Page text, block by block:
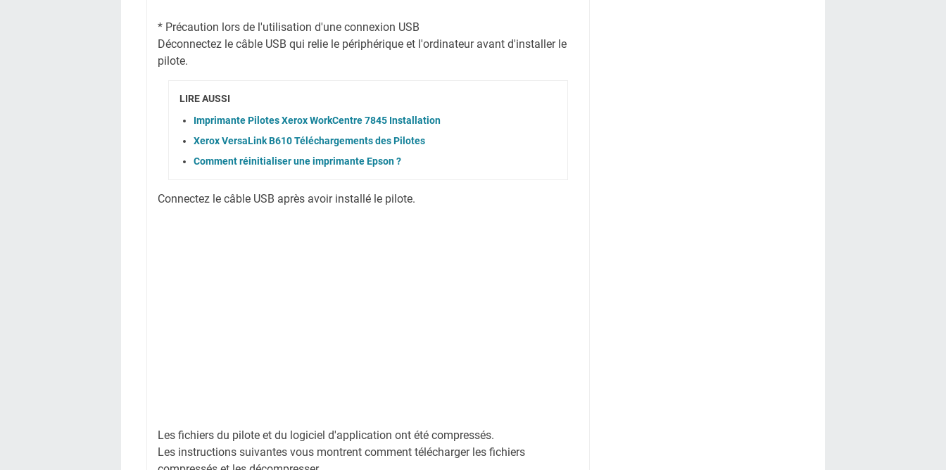
* Précaution lors de l'utilisation d'une connexion USB
Déconnectez le câble USB qui relie le périphérique et l'ordinateur avant d'installer le
pilote.
LIRE AUSSI
Imprimante Pilotes Xerox WorkCentre 7845 Installation
Xerox VersaLink B610 Téléchargements des Pilotes
Comment réinitialiser une imprimante Epson ?
Connectez le câble USB après avoir installé le pilote.
Les fichiers du pilote et du logiciel d'application ont été compressés.
Les instructions suivantes vous montrent comment télécharger les fichiers